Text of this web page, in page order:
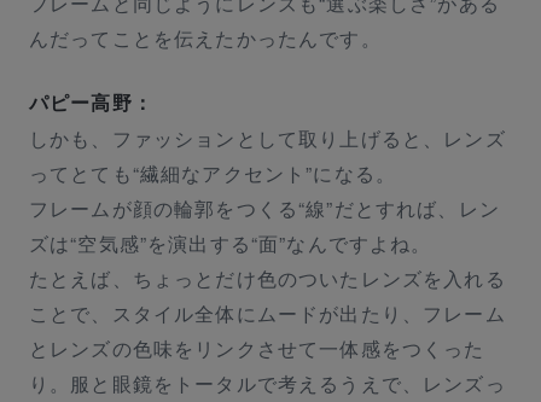
記事一覧
EYEWEAR STORES
ZEISS PERSPECTIVES
お知らせ
Facts 良いメガネの秘密
んだってことを伝えたかったんです。
パピー高野：
しかも、ファッションとして取り上げると、レンズ
ってとても“繊細なアクセント”になる。
フレームが顔の輪郭をつくる“線”だとすれば、レン
ズは“空気感”を演出する“面”なんですよね。
たとえば、ちょっとだけ色のついたレンズを入れる
ことで、スタイル全体にムードが出たり、フレーム
とレンズの色味をリンクさせて一体感をつくった
り。服と眼鏡をトータルで考えるうえで、レンズっ